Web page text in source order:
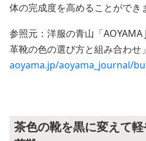
体の完成度を高めることができ
参照元：洋服の青山「
革靴の色の選び方と組み合わせ
aoyama.jp/aoyama_journal/
茶色の靴を黒に変えて